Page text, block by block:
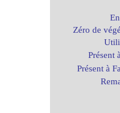
Zéro de
Présent
Présent à